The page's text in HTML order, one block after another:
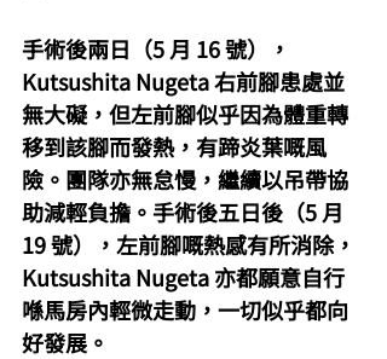
手術後兩日（5 月 16 號），
Kutsushita Nugeta 右前腳患處並
無大礙，但左前腳似乎因為體重轉
移到該腳而發熱，有蹄炎葉嘅風
險。團隊亦無怠慢，繼續以吊帶協
助減輕負擔。手術後五日後（5 月
19 號），左前腳嘅熱感有所消除，
Kutsushita Nugeta 亦都願意自行
喺馬房內輕微走動，一切似乎都向
好發展。